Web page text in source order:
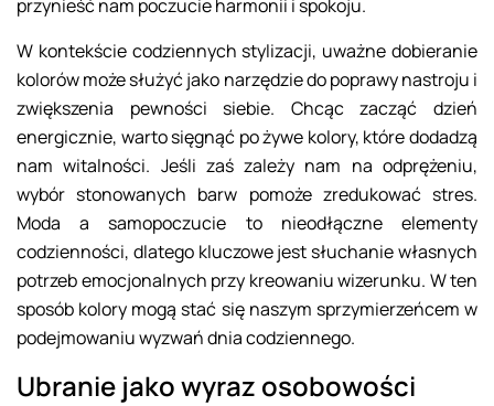
przynieść nam poczucie harmonii i spokoju.
W kontekście codziennych stylizacji, uważne dobieranie
kolorów może służyć jako narzędzie do poprawy nastroju i
zwiększenia pewności siebie. Chcąc zacząć dzień
energicznie, warto sięgnąć po żywe kolory, które dodadzą
nam witalności. Jeśli zaś zależy nam na odprężeniu,
wybór stonowanych barw pomoże zredukować stres.
Moda a samopoczucie to nieodłączne elementy
codzienności, dlatego kluczowe jest słuchanie własnych
potrzeb emocjonalnych przy kreowaniu wizerunku. W ten
sposób kolory mogą stać się naszym sprzymierzeńcem w
podejmowaniu wyzwań dnia codziennego.
Ubranie jako wyraz osobowości